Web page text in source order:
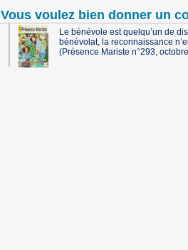
Vous voulez bien donner un
Le bénévole est quelqu’un de
bénévolat, la reconnaissance
(Présence Mariste n°293,